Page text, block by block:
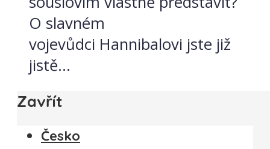
O slavném
vojevůdci Hannibalovi jste již
jistě...
Zavřít
Česko